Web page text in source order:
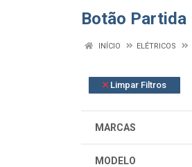
Botão Partida
INÍCIO ELÉTRICOS
Limpar Filtros
MARCAS
MODELO